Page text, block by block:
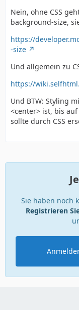
Nein, ohne CSS
background-size,
https://
-size
Und allgemein zu
https://
Und BTW: Styling
<center> ist, bis
sollte durch CSS
Sie haben noch
Registrieren